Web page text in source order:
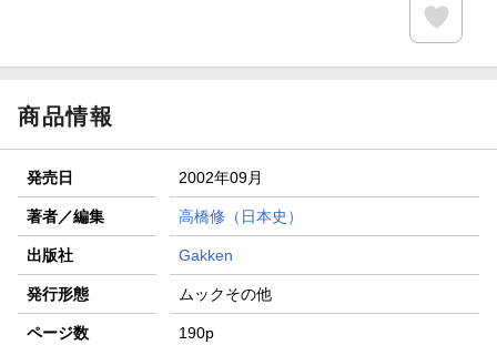
条件達成で楽天限定・宝塚歌劇 宙組貸切公演ペアチケット
商品情報
発売日 2002年09月
著者／編集 高橋修（日本史）
出版社 Gakken
発行形態 ムックその他
ページ数 190p